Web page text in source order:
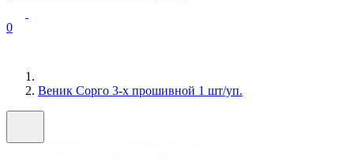
0
Веник Сорго 3-х прошивной 1 шт/уп.